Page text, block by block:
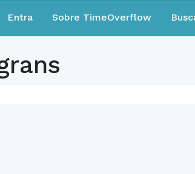
Entra Sobre TimeOverflow